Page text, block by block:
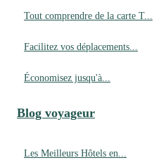
Tout comprendre de la carte T...
Facilitez vos déplacements...
Économisez jusqu'à...
Blog voyageur
Les Meilleurs Hôtels en...